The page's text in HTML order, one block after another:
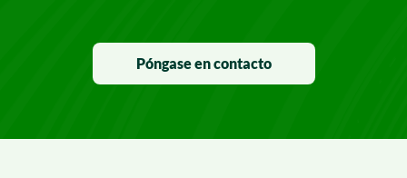
Póngase en contacto